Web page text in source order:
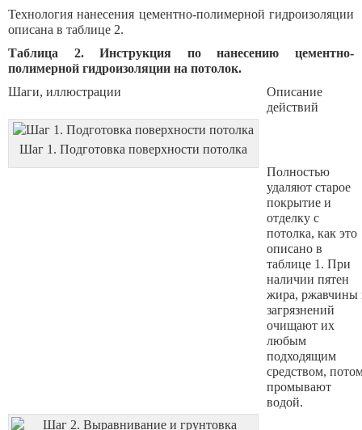
Технология нанесения цементно-полимерной гидроизоляции
описана в таблице 2.
Таблица 2. Инструкция по нанесению цементно-
полимерной гидроизоляции на потолок.
Шаги, иллюстрации
Описание
действий
Шаг 1. Подготовка поверхности потолка
Полностью
удаляют старое
покрытие и
отделку с
потолка, как это
описано в
таблице 1. При
наличии пятен
жира, ржавчины
загрязнений
очищают их
любым
подходящим
средством,
промывают
водой.